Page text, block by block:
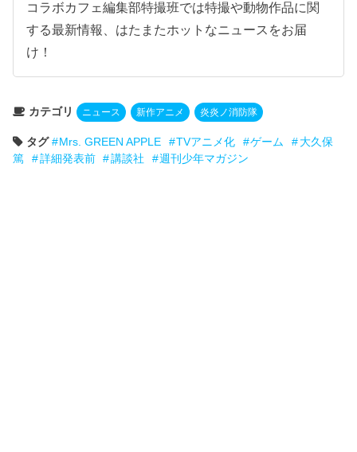
コラボカフェ編集部特撮班では特撮や動物作品に関
する最新情報、はたまたホットなニュースをお届
け！
カテゴリ ニュース 新作アニメ 炎炎ノ消防隊
タグ Mrs. GREEN APPLE TVアニメ化 ゲーム
大久保
篤
詳細発表前 講談社 週刊少年マガジン